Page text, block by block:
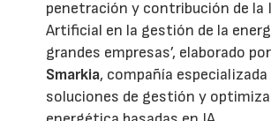
penetración y contribución de la
Artificial en la gestión de la
grandes empresas’, elaborado
Smarkia, compañía especializada
soluciones de gestión y